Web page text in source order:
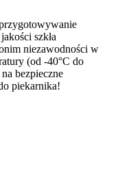
szkła
niezawodności w
(od -40°C do
bezpieczne
piekarnika!